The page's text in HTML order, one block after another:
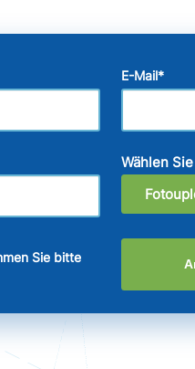
E-Mail*
Wählen
Sie bitte